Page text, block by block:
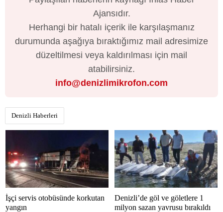
Ajansıdır.
Herhangi bir hatalı içerik ile karşılaşmanız
durumunda aşağıya bıraktığımız mail adresimize
düzeltilmesi veya kaldırılması için mail
atabilirsiniz.
info@denizlimikrofon.com
Denizli Haberleri
İşçi servis otobüsünde korkutan
yangın
Denizli’de göl ve göletlere 1
milyon sazan yavrusu bırakıldı